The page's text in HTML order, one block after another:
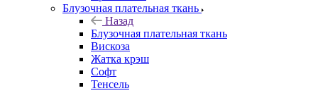
Блузочная плательная ткань
Назад
Блузочная плательная ткань
Вискоза
Жатка крэш
Софт
Тенсель